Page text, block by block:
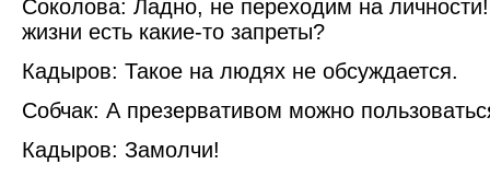
Соколова: Ладно, не переходим на
жизни есть какие-то запреты?
Кадыров: Такое на людях не обсуждается.
Собчак: А презервативом можно
Кадыров: Замолчи!